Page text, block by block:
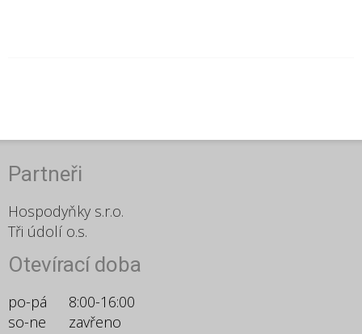
Partneři
Hospodyňky s.r.o.
Tři údolí o.s.
Otevírací doba
po-pá
8:00-16:00
so-ne
zavřeno